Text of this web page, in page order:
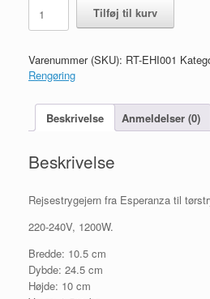
antal
Tilføj til kurv
Varenummer (SKU): RT-EHI001
Rengøring
Beskrivelse Anmeldelser (0)
Beskrivelse
Rejsestrygejern fra Esperanza til
220-240V, 1200W.
Bredde: 10.5 cm
Dybde: 24.5 cm
Højde: 10 cm